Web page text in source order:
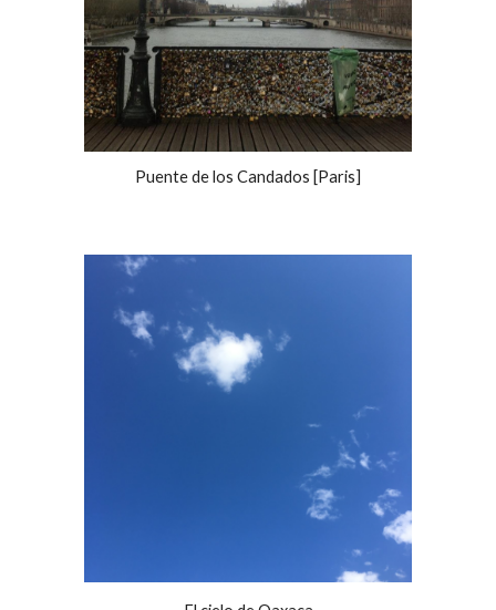
Puente de los Candados [Paris]